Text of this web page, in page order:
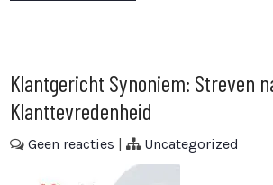
Klantgericht Synoniem: Streven
Klanttevredenheid
Geen reacties | Uncategorized